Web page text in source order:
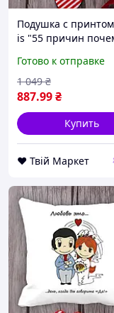
Подушка с
is "55 причин
Кавун П000002 D8-
Готово к отправке
887.99₴
1 049 ₴
Купить
❤️ Твій Маркет